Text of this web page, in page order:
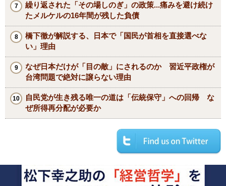
繰り返された「その場しのぎ」の政策...痛みを避け続け
たメルケルの16年間が残した負債
橋下徹が解説する、日本で「国民が首相を直接選べな
い」理由
なぜ日本だけが「目の敵」にされるのか 習近平政権が
台湾問題で絶対に譲らない理由
自民党が生き残る唯一の道は「伝統保守」への回帰 な
ぜ所得再分配が必要か